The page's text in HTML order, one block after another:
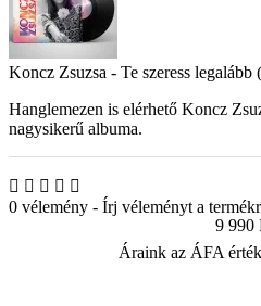
Koncz Zsuzsa - Te szeress legalább
Hanglemezen is elérhető Koncz
nagysikerű albuma.
0 vélemény - Írj véleményt a
9 990
Áraink az ÁFA